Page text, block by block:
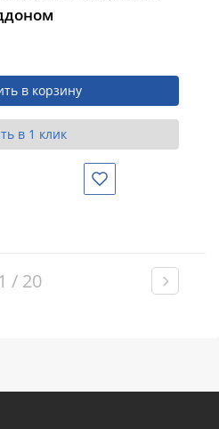
в корзину
в 1 клик
Избранное
1 / 20